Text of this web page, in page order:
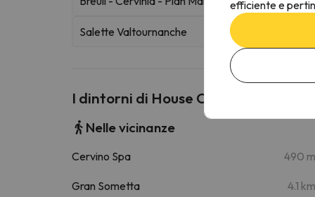
Salette Valtournanche
I dintorni di House Cervinia
Nelle vicinanze
Cervino Spa 490 m
Gran Sometta 4.1 km
efficiente e